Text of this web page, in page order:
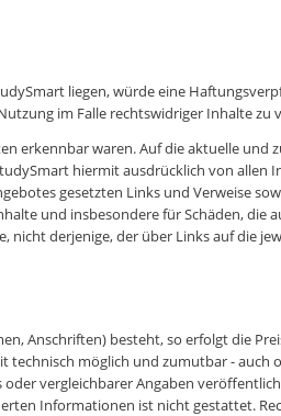
liegen, würde eine
im Falle rechtswidriger Inhalte zu
erkennbar waren. Auf die aktuelle und
hiermit ausdrücklich von allen
gesetzten Links und Verweise
und insbesondere für Schäden, die
derjenige, der über Links auf die
Anschriften) besteht, so erfolgt die
technisch möglich und zumutbar - auch
vergleichbarer Angaben
Informationen ist nicht gestattet.